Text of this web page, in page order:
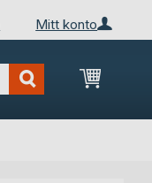
Mitt konto
Min